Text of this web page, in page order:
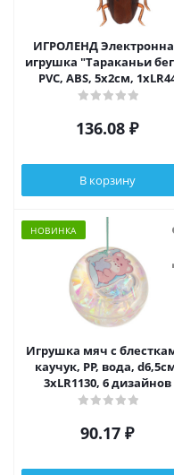
ИГРОЛЕНД
игрушка "Тараканьи
PVC, ABS, 5х2см,
136.08 ₽
В корзину
НОВИНКА
Игрушка мяч с
каучук, PP, вода,
3хLR1130, 6 дизайнов
90.17 ₽